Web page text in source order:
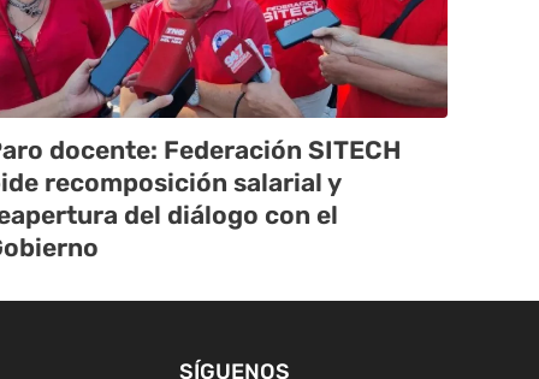
docente: Federación SITECH
recomposición salarial y
del diálogo con el
SÍGUENOS